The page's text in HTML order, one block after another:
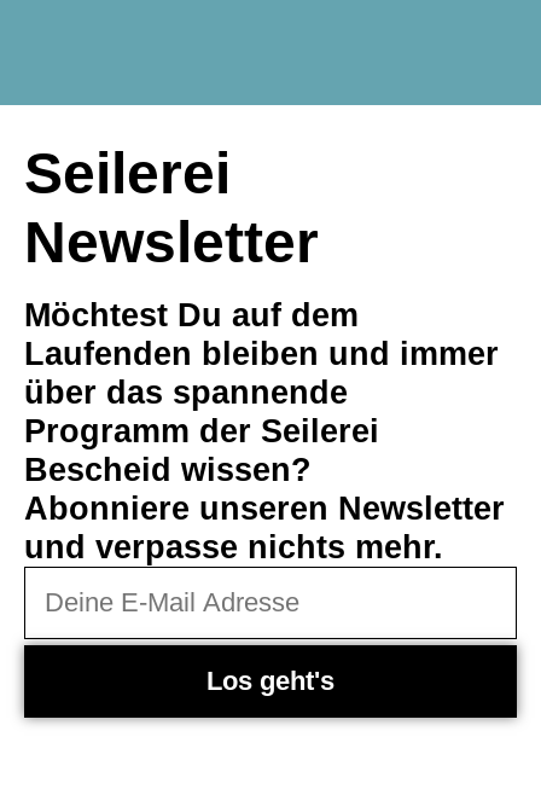
Seilerei
Newsletter
Möchtest Du auf dem
Laufenden bleiben und immer
über das spannende
Programm der Seilerei
Bescheid wissen?
Abonniere unseren Newsletter
und verpasse nichts mehr.
Los geht's